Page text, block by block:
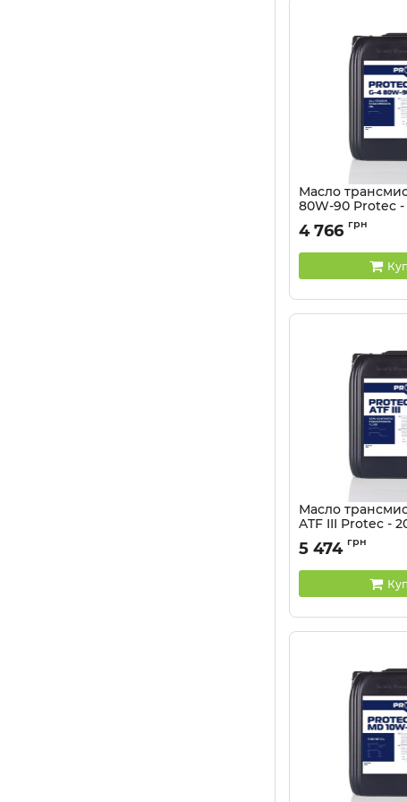
Масло
80W-90 Protec -
Артикул: 81041337
4 766 грн
Масло
ATF III Protec -
Артикул: 81041335
5 474 грн